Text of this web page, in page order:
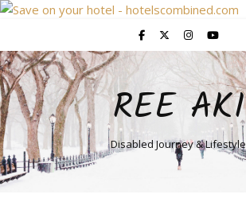
REE AKI
Disabled Journey & Lifestyle